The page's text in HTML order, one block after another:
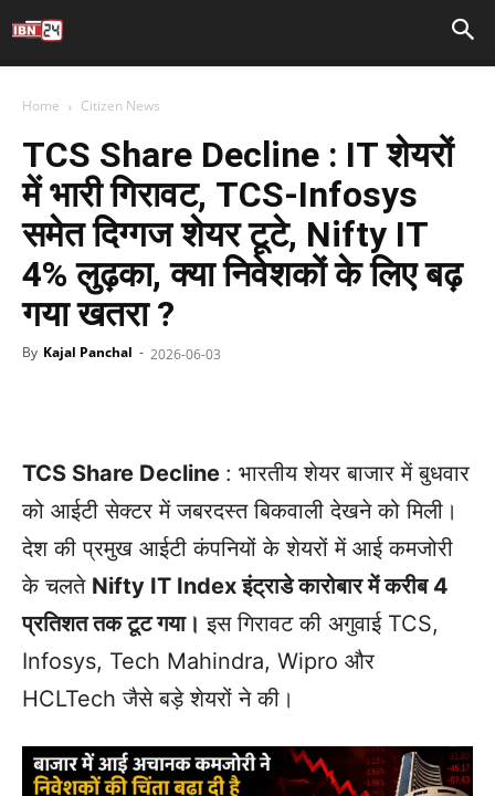
Home Citizen News
TCS Share Decline : IT शेयरों
में भारी गिरावट, TCS-Infosys
समेत दिग्गज शेयर टूटे, Nifty IT
4% लुढ़का, क्या निवेशकों के लिए बढ़
गया खतरा ?
By Kajal Panchal - 2026-06-03
TCS Share Decline : भारतीय शेयर बाजार में बुधवार
को आईटी सेक्टर में जबरदस्त बिकवाली देखने को मिली।
देश की प्रमुख आईटी कंपनियों के शेयरों में आई कमजोरी
के चलते Nifty IT Index इंट्राडे कारोबार में करीब 4
प्रतिशत तक टूट गया। इस गिरावट की अगुवाई TCS,
Infosys, Tech Mahindra, Wipro और
HCLTech जैसे बड़े शेयरों ने की।